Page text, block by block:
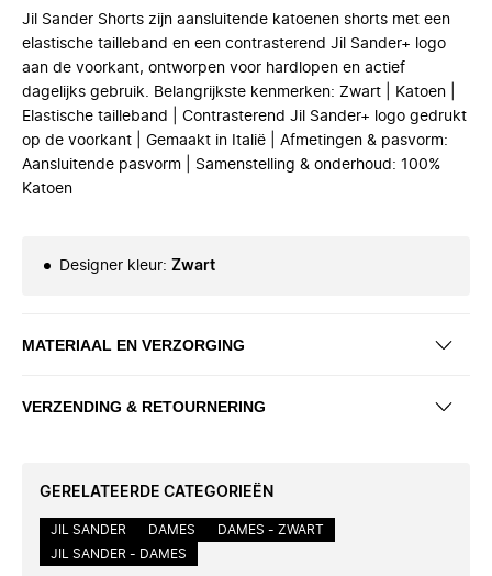
Jil Sander Shorts zijn aansluitende katoenen shorts met een
elastische tailleband en een contrasterend Jil Sander+ logo
aan de voorkant, ontworpen voor hardlopen en actief
dagelijks gebruik. Belangrijkste kenmerken: Zwart | Katoen |
Elastische tailleband | Contrasterend Jil Sander+ logo gedrukt
op de voorkant | Gemaakt in Italië | Afmetingen & pasvorm:
Aansluitende pasvorm | Samenstelling & onderhoud: 100%
Katoen
Designer kleur: Zwart
MATERIAAL EN VERZORGING
VERZENDING & RETOURNERING
GERELATEERDE CATEGORIEËN
JIL SANDER DAMES
DAMES - ZWART
JIL SANDER - DAMES